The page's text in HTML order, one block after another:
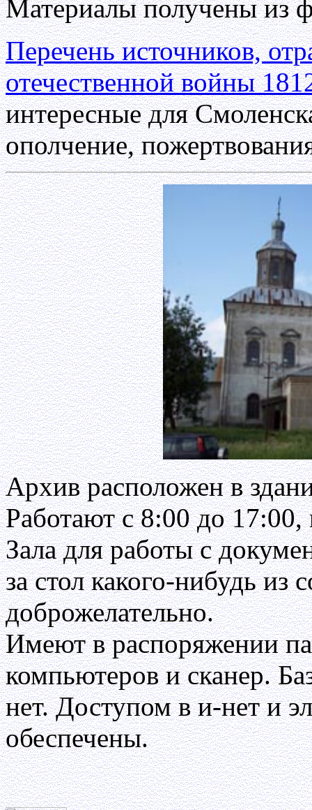
Материалы получены из
Перечень источников,
отечественной войны
интересные для
ополчение,
Архив расположен в
Работают с 8:00 до
Зала для работы с
за стол какого-нибудь из
доброжелательно.
Имеют в распоряжении
компьютеров и сканер.
нет. Доступом в и-нет и
обеспечены.